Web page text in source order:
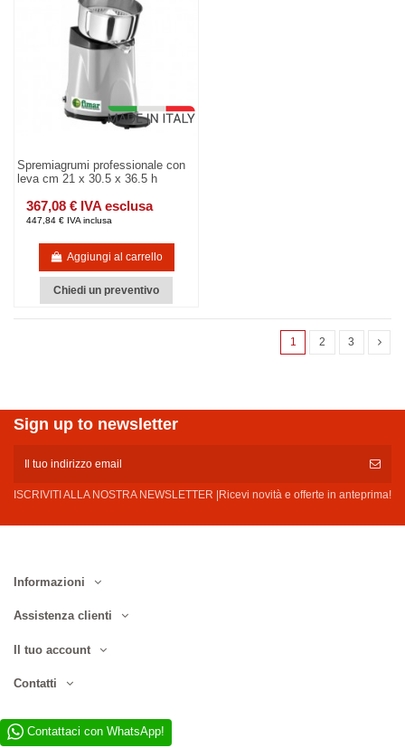
Spremiagrumi professionale con
leva cm 21 x 30.5 x 36.5 h
367,08 € IVA esclusa
447,84 € IVA inclusa
Aggiungi al carrello
Chiedi un preventivo
1 2 3
Sign up to newsletter
ISCRIVITI ALLA NOSTRA NEWSLETTER |Ricevi novità e offerte in anteprima!
Informazioni
Assistenza clienti
Il tuo account
Contatti
Contattaci con WhatsApp!